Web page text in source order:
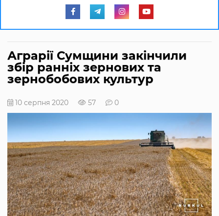
Аграрії Сумщини закінчили
збір ранніх зернових та
зернобобових культур
10 серпня 2020 57 0